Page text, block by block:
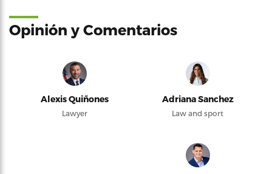
Opinión y Comentarios
Alexis Quiñones
Lawyer
Adriana Sanchez
Law and sport